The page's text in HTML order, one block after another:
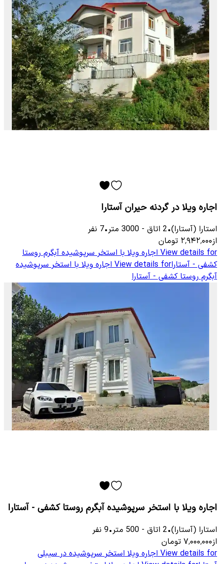
اجاره ویلا در گردنه حیران آستارا
استارا (آستارا)•
2 اتاق -
3000 متر•
7 نفر
از۲٬۹۴۲٬۰۰۰ تومان
View details for اجاره ویلا با استخر سرپوشیده آبگرم روستا
کشفی - آستاراView details for اجاره ویلا با استخر سرپوشیده
آبگرم روستا کشفی - آستارا
اجاره ویلا با استخر سرپوشیده آبگرم روستا کشفی - آستارا
استارا (آستارا)•
2 اتاق -
500 متر•
9 نفر
از۷٬۰۰۰٬۰۰۰ تومان
View details for اجاره ویلا استخر سرپوشیده در سیبلی